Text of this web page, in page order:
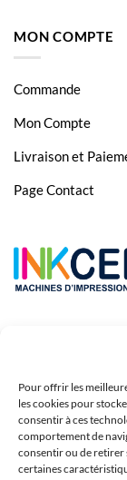
Pour offrir les
les cookies pour
consentir à ces
comportement de
consentir ou de retirer
certaines
Canon Pixma
Canon Pixma
Canon Pixma
Canon Pixma
Canon Pixma
MON COMPTE
Commande
Mon Compte
Livraison et
Page Contact
Copyright